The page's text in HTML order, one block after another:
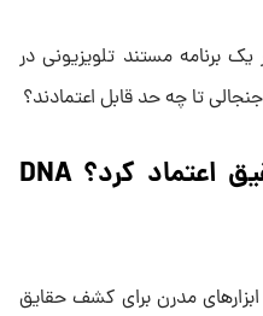
برنامه مستند تلویزیونی در
تا چه حد قابل اعتمادند؟
آیا می‌توان به این تحقیق اعتماد کرد؟ DNA
مدرن برای کشف حقایق